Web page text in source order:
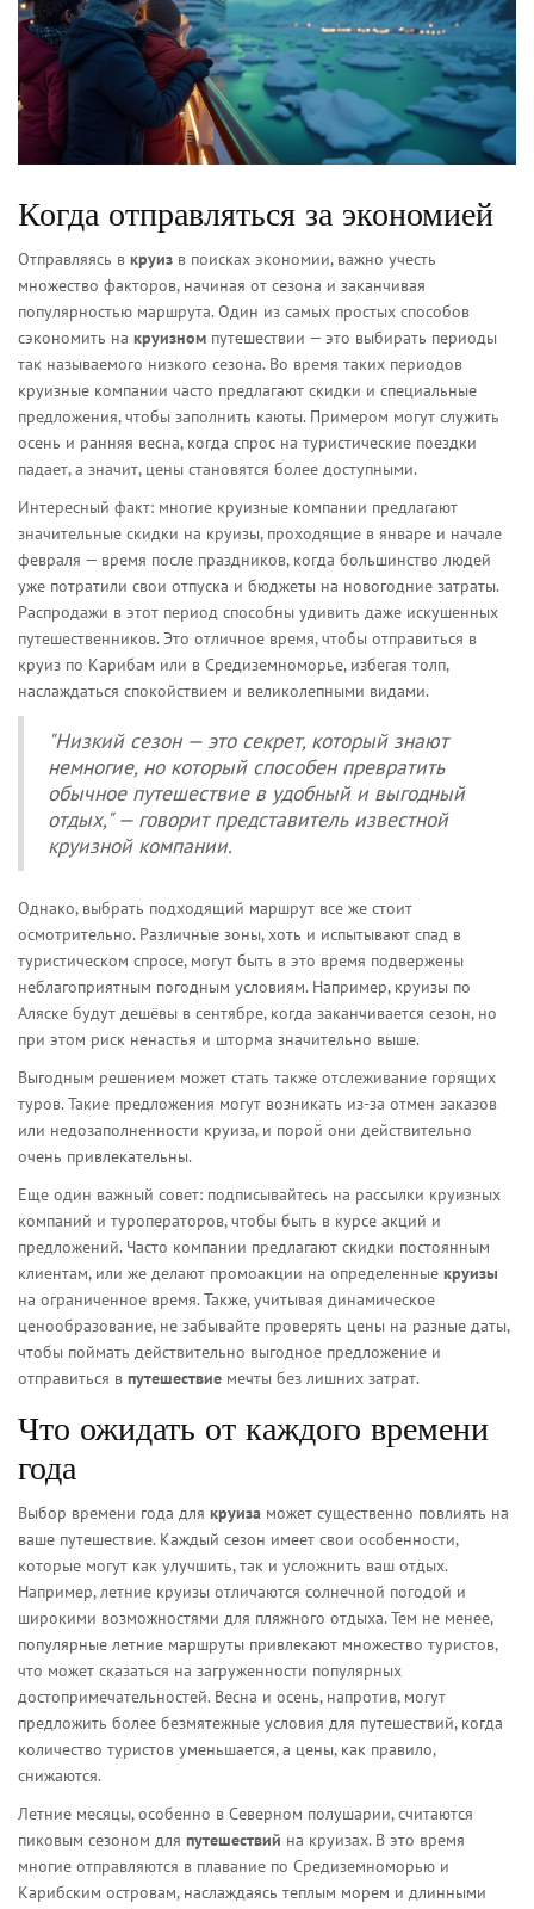
Когда отправляться за экономией
Отправляясь в круиз в поисках экономии, важно учесть
множество факторов, начиная от сезона и заканчивая
популярностью маршрута. Один из самых простых способов
сэкономить на круизном путешествии — это выбирать периоды
так называемого низкого сезона. Во время таких периодов
круизные компании часто предлагают скидки и специальные
предложения, чтобы заполнить каюты. Примером могут служить
осень и ранняя весна, когда спрос на туристические поездки
падает, а значит, цены становятся более доступными.
Интересный факт: многие круизные компании предлагают
значительные скидки на круизы, проходящие в январе и начале
февраля — время после праздников, когда большинство людей
уже потратили свои отпуска и бюджеты на новогодние затраты.
Распродажи в этот период способны удивить даже искушенных
путешественников. Это отличное время, чтобы отправиться в
круиз по Карибам или в Средиземноморье, избегая толп,
наслаждаться спокойствием и великолепными видами.
"Низкий сезон — это секрет, который знают
немногие, но который способен превратить
обычное путешествие в удобный и выгодный
отдых," — говорит представитель известной
круизной компании.
Однако, выбрать подходящий маршрут все же стоит
осмотрительно. Различные зоны, хоть и испытывают спад в
туристическом спросе, могут быть в это время подвержены
неблагоприятным погодным условиям. Например, круизы по
Аляске будут дешёвы в сентябре, когда заканчивается сезон, но
при этом риск ненастья и шторма значительно выше.
Выгодным решением может стать также отслеживание горящих
туров. Такие предложения могут возникать из-за отмен заказов
или недозаполненности круиза, и порой они действительно
очень привлекательны.
Еще один важный совет: подписывайтесь на рассылки круизных
компаний и туроператоров, чтобы быть в курсе акций и
предложений. Часто компании предлагают скидки постоянным
клиентам, или же делают промоакции на определенные круизы
на ограниченное время. Также, учитывая динамическое
ценообразование, не забывайте проверять цены на разные даты,
чтобы поймать действительно выгодное предложение и
отправиться в путешествие мечты без лишних затрат.
Что ожидать от каждого времени
года
Выбор времени года для круиза может существенно повлиять на
ваше путешествие. Каждый сезон имеет свои особенности,
которые могут как улучшить, так и усложнить ваш отдых.
Например, летние круизы отличаются солнечной погодой и
широкими возможностями для пляжного отдыха. Тем не менее,
популярные летние маршруты привлекают множество туристов,
что может сказаться на загруженности популярных
достопримечательностей. Весна и осень, напротив, могут
предложить более безмятежные условия для путешествий, когда
количество туристов уменьшается, а цены, как правило,
снижаются.
Летние месяцы, особенно в Северном полушарии, считаются
пиковым сезоном для путешествий на круизах. В это время
многие отправляются в плавание по Средиземноморью и
Карибским островам, наслаждаясь теплым морем и длинными